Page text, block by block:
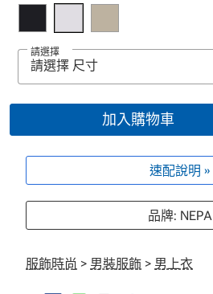
請選擇
加入購物車
速配說明 »
品牌: NEPA
服飾時尚 > 男裝服飾 > 男上衣